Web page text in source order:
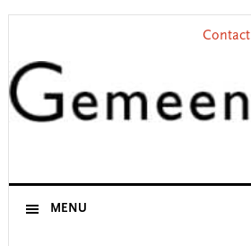
Skip
primary
navigation
Skip
content
Skip
primary
sidebar
Skip
footer
Contact
MENU